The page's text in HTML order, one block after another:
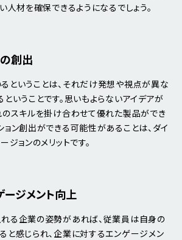
人材を確保できるようになるでしょう。
創出
ということは、それだけ発想や視点が異な
いうことです。思いもよらないアイデアが
のスキルを掛け合わせて優れた製品ができ
ン創出ができる可能性があることは、ダイ
ジョンのメリットです。
ジメント向上
る企業の姿勢があれば、従業員は自身の
と感じられ、企業に対するエンゲージメン